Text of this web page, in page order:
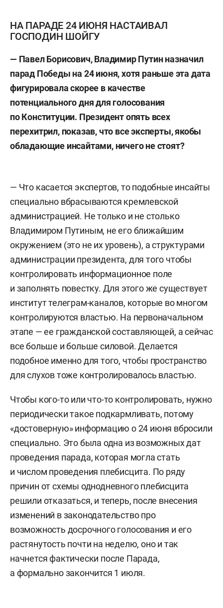
НА ПАРАДЕ 24 ИЮНЯ НАСТАИВАЛ
ГОСПОДИН ШОЙГУ
— Павел Борисович, Владимир Путин назначил
парад Победы на 24 июня, хотя раньше эта дата
фигурировала скорее в качестве
потенциального дня для голосования
по Конституции. Президент опять всех
перехитрил, показав, что все эксперты, якобы
обладающие инсайтами, ничего не стоят?
— Что касается экспертов, то подобные инсайты
специально вбрасываются кремлевской
администрацией. Не только и не столько
Владимиром Путиным, не его ближайшим
окружением (это не их уровень), а структурами
администрации президента, для того чтобы
контролировать информационное поле
и заполнять повестку. Для этого же существует
институт телеграм-каналов, которые во многом
контролируются властью. На первоначальном
этапе — ее гражданской составляющей, а сейчас
все больше и больше силовой. Делается
подобное именно для того, чтобы пространство
для слухов тоже контролировалось властью.
Чтобы кого-то или что-то контролировать, нужно
периодически такое подкармливать, потому
«достоверную» информацию о 24 июня вбросили
специально. Это была одна из возможных дат
проведения парада, которая могла стать
и числом проведения плебисцита. По ряду
причин от схемы однодневного плебисцита
решили отказаться, и теперь, после внесения
изменений в законодательство про
возможность досрочного голосования и его
растянутость почти на неделю, оно и так
начнется фактически после Парада,
а формально закончится 1 июля.